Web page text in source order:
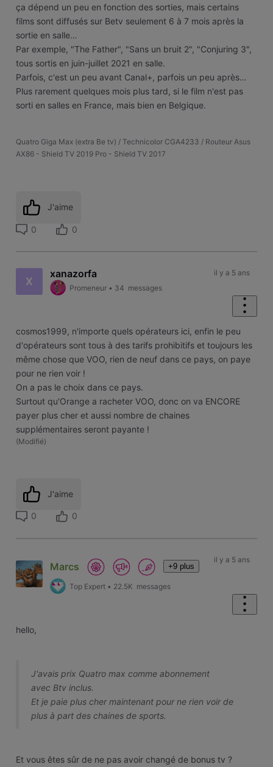
ça dépend un peu en fonction des sorties, mais certains
films sont diffusés sur Betv seulement 6 à 7 mois après la
sortie en salle…
Par exemple, "The Father", "Sans un bruit 2", "Conjuring 3",
tous sortis en juin-juillet 2021 en salle.
Parfois, c'est un peu avant Canal+, parfois un peu après…
Plus rarement quelques mois plus tard, si le film n'est pas
sorti en salles en France, mais bien en Belgique.
Quatro Giga Max (extra Be tv) / Technicolor CGA4233 / Routeur Asus
AX86 - Shield TV 2019 Pro - Shield TV 2017
J'aime
0 0
X
xanazorfa
Promeneur • 34 messages
il y a 5 ans
cosmos1999, n'importe quels opérateurs ici, enfin le peu
d'opérateurs sont tous à des tarifs prohibitifs et toujours les
même chose que VOO, rien de neuf dans ce pays, on paye
pour ne rien voir !
On a pas le choix dans ce pays.
Surtout qu'Orange a racheter VOO, donc on va ENCORE
payer plus cher et aussi nombre de chaines
supplémentaires seront payante !
(Modifié)
J'aime
0 0
Marcs +9 plus
Top Expert • 22.5K messages
il y a 5 ans
hello,
J'avais prix Quatro max comme abonnement
avec Btv inclus.
Et je paie plus cher maintenant pour ne rien voir de
plus à part des chaines de sports.
Et vous êtes sûr de ne pas avoir changé de bonus tv ?